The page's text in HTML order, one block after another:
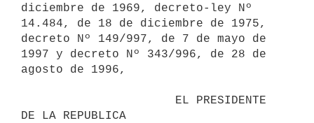
diciembre de 1969, decreto-ley Nº
14.484, de 18 de diciembre de 1975,
decreto Nº 149/997, de 7 de mayo de
1997 y decreto Nº 343/996, de 28 de
agosto de 1996,
DE LA REPUBLICA